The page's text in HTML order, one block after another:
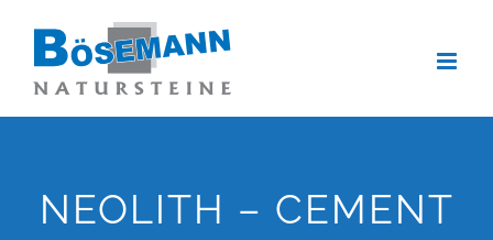
springen
NEOLITH – CEMENT